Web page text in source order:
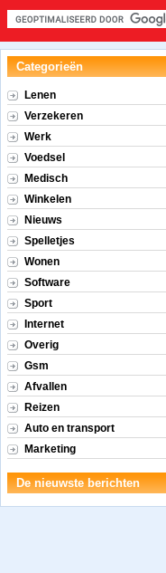
Categorieën
Lenen
Verzekeren
Werk
Voedsel
Medisch
Winkelen
Nieuws
Spelletjes
Wonen
Software
Sport
Internet
Overig
Gsm
Afvallen
Reizen
Auto en transport
Marketing
De nieuwste berichten